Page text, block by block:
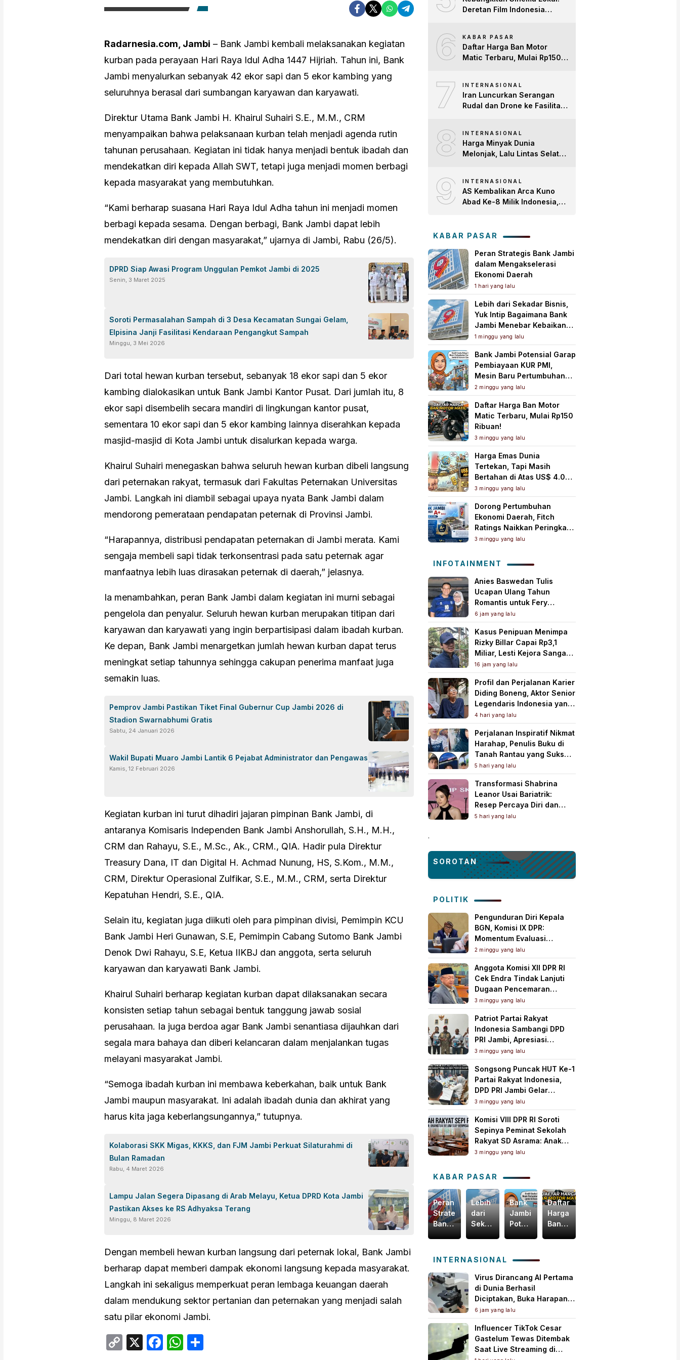
Radarnesia.com, Jambi – Bank Jambi kembali melaksanakan kegiatan
kurban pada perayaan Hari Raya Idul Adha 1447 Hijriah. Tahun ini, Bank
Jambi menyalurkan sebanyak 42 ekor sapi dan 5 ekor kambing yang
seluruhnya berasal dari sumbangan karyawan dan karyawati.
Direktur Utama Bank Jambi H. Khairul Suhairi S.E., M.M., CRM
menyampaikan bahwa pelaksanaan kurban telah menjadi agenda rutin
tahunan perusahaan. Kegiatan ini tidak hanya menjadi bentuk ibadah dan
mendekatkan diri kepada Allah SWT, tetapi juga menjadi momen berbagi
kepada masyarakat yang membutuhkan.
“Kami berharap suasana Hari Raya Idul Adha tahun ini menjadi momen
berbagi kepada sesama. Dengan berbagi, Bank Jambi dapat lebih
mendekatkan diri dengan masyarakat,” ujarnya di Jambi, Rabu (26/5).
DPRD Siap Awasi Program Unggulan Pemkot Jambi di 2025
Senin, 3 Maret 2025
Soroti Permasalahan Sampah di 3 Desa Kecamatan Sungai Gelam,
Elpisina Janji Fasilitasi Kendaraan Pengangkut Sampah
Minggu, 3 Mei 2026
Dari total hewan kurban tersebut, sebanyak 18 ekor sapi dan 5 ekor
kambing dialokasikan untuk Bank Jambi Kantor Pusat. Dari jumlah itu, 8
ekor sapi disembelih secara mandiri di lingkungan kantor pusat,
sementara 10 ekor sapi dan 5 ekor kambing lainnya diserahkan kepada
masjid-masjid di Kota Jambi untuk disalurkan kepada warga.
Khairul Suhairi menegaskan bahwa seluruh hewan kurban dibeli langsung
dari peternakan rakyat, termasuk dari Fakultas Peternakan Universitas
Jambi. Langkah ini diambil sebagai upaya nyata Bank Jambi dalam
mendorong pemerataan pendapatan peternak di Provinsi Jambi.
“Harapannya, distribusi pendapatan peternakan di Jambi merata. Kami
sengaja membeli sapi tidak terkonsentrasi pada satu peternak agar
manfaatnya lebih luas dirasakan peternak di daerah,” jelasnya.
Ia menambahkan, peran Bank Jambi dalam kegiatan ini murni sebagai
pengelola dan penyalur. Seluruh hewan kurban merupakan titipan dari
karyawan dan karyawati yang ingin berpartisipasi dalam ibadah kurban.
Ke depan, Bank Jambi menargetkan jumlah hewan kurban dapat terus
meningkat setiap tahunnya sehingga cakupan penerima manfaat juga
semakin luas.
Pemprov Jambi Pastikan Tiket Final Gubernur Cup Jambi 2026 di
Stadion Swarnabhumi Gratis
Sabtu, 24 Januari 2026
Wakil Bupati Muaro Jambi Lantik 6 Pejabat Administrator dan Pengawas
Kamis, 12 Februari 2026
Kegiatan kurban ini turut dihadiri jajaran pimpinan Bank Jambi, di
antaranya Komisaris Independen Bank Jambi Anshorullah, S.H., M.H.,
CRM dan Rahayu, S.E., M.Sc., Ak., CRM., QIA. Hadir pula Direktur
Treasury Dana, IT dan Digital H. Achmad Nunung, HS, S.Kom., M.M.,
CRM, Direktur Operasional Zulfikar, S.E., M.M., CRM, serta Direktur
Kepatuhan Hendri, S.E., QIA.
Selain itu, kegiatan juga diikuti oleh para pimpinan divisi, Pemimpin KCU
Bank Jambi Heri Gunawan, S.E, Pemimpin Cabang Sutomo Bank Jambi
Denok Dwi Rahayu, S.E, Ketua IIKBJ dan anggota, serta seluruh
karyawan dan karyawati Bank Jambi.
Khairul Suhairi berharap kegiatan kurban dapat dilaksanakan secara
konsisten setiap tahun sebagai bentuk tanggung jawab sosial
perusahaan. Ia juga berdoa agar Bank Jambi senantiasa dijauhkan dari
segala mara bahaya dan diberi kelancaran dalam menjalankan tugas
melayani masyarakat Jambi.
“Semoga ibadah kurban ini membawa keberkahan, baik untuk Bank
Jambi maupun masyarakat. Ini adalah ibadah dunia dan akhirat yang
harus kita jaga keberlangsungannya,” tutupnya.
Kolaborasi SKK Migas, KKKS, dan FJM Jambi Perkuat Silaturahmi di
Bulan Ramadan
Rabu, 4 Maret 2026
Lampu Jalan Segera Dipasang di Arab Melayu, Ketua DPRD Kota Jambi
Pastikan Akses ke RS Adhyaksa Terang
Minggu, 8 Maret 2026
Dengan membeli hewan kurban langsung dari peternak lokal, Bank Jambi
berharap dapat memberi dampak ekonomi langsung kepada masyarakat.
Langkah ini sekaligus memperkuat peran lembaga keuangan daerah
dalam mendukung sektor pertanian dan peternakan yang menjadi salah
satu pilar ekonomi Jambi.
Copy
X Facebook
WhatsApp
Deretan Film Indonesia
Global
6 KABAR PASAR
Daftar Harga Ban Motor
Matic Terbaru, Mulai Rp150
7 INTERNASIONAL
Iran Luncurkan Serangan
Rudal dan Drone ke Fasilitas
8 INTERNASIONAL
Harga Minyak Dunia
Melonjak, Lalu Lintas Selat
9 INTERNASIONAL
AS Kembalikan Arca Kuno
Abad Ke-8 Milik Indonesia,
Tanah Air
KABAR PASAR
Peran Strategis Bank Jambi
dalam Mengakselerasi
Ekonomi Daerah
1 hari yang lalu
Lebih dari Sekadar Bisnis,
Yuk Intip Bagaimana Bank
Jambi Menebar Kebaikan
untuk Masyarakat!
1 minggu yang lalu
Bank Jambi Potensial Garap
Pembiayaan KUR PMI,
Mesin Baru Pertumbuhan
Ekonomi Daerah
2 minggu yang lalu
Daftar Harga Ban Motor
Matic Terbaru, Mulai Rp150
Ribuan!
3 minggu yang lalu
Harga Emas Dunia
Tertekan, Tapi Masih
Bertahan di Atas US$ 4.000
per Ons Troi
3 minggu yang lalu
Dorong Pertumbuhan
Ekonomi Daerah, Fitch
Ratings Naikkan Peringkat
Bank Jambi Jadi ‘A+(idn)’
3 minggu yang lalu
INFOTAINMENT
Anies Baswedan Tulis
Ucapan Ulang Tahun
Romantis untuk Fery
Farhati, Ungkap Syukur
Perjalanan Panjang
Bersama
6 jam yang lalu
Kasus Penipuan Menimpa
Rizky Billar Capai Rp3,1
Miliar, Lesti Kejora Sangat
Kesal
16 jam yang lalu
Profil dan Perjalanan Karier
Diding Boneng, Aktor Senior
Legendaris Indonesia yang
Meninggal Dunia
4 hari yang lalu
Perjalanan Inspiratif Nikmat
Harahap, Penulis Buku di
Tanah Rantau yang Sukses
Lewat Karya Best Seller
5 hari yang lalu
Transformasi Shabrina
Leanor Usai Bariatrik:
Resep Percaya Diri dan
Rahasia Body Shaping
5 hari yang lalu
.
SOROTAN
POLITIK
Pengunduran Diri Kepala
BGN, Komisi IX DPR:
Momentum Evaluasi
Menyeluruh Program MBG
2 minggu yang lalu
Anggota Komisi XII DPR RI
Cek Endra Tindak Lanjuti
Dugaan Pencemaran
Lingkungan PT Samudera
Mahkota Mas
3 minggu yang lalu
Patriot Partai Rakyat
Indonesia Sambangi DPD
PRI Jambi, Apresiasi
Kesiapan dan Dukung Asta
Cita Presiden
3 minggu yang lalu
Songsong Puncak HUT Ke-1
Partai Rakyat Indonesia,
DPD PRI Jambi Gelar
Perkenalan Pengurus dan
Pererat Soliditas
3 minggu yang lalu
Komisi VIII DPR RI Soroti
Sepinya Peminat Sekolah
Rakyat SD Asrama: Anak
Masih Butuh Dekat Orang
3 minggu yang lalu
KABAR PASAR
Peran
Strategis
Bank
Mengakselerasi
Daerah
Lebih
dari
Sekadar
Intip
Bank
Jambi
Menebar
Kebaikan
untuk
Masyarakat!
Bank
Jambi
Potensial
Mesin
Baru
Pertumbuhan
Ekonomi
Daerah
Daftar
Harga
Ban
Rp150
INTERNASIONAL
Virus Dirancang AI Pertama
di Dunia Berhasil
Diciptakan, Buka Harapan
Pengobatan Baru Sekaligus
Picu Kekhawatiran
6 jam yang lalu
Influencer TikTok Cesar
Gastelum Tewas Ditembak
Saat Live Streaming di